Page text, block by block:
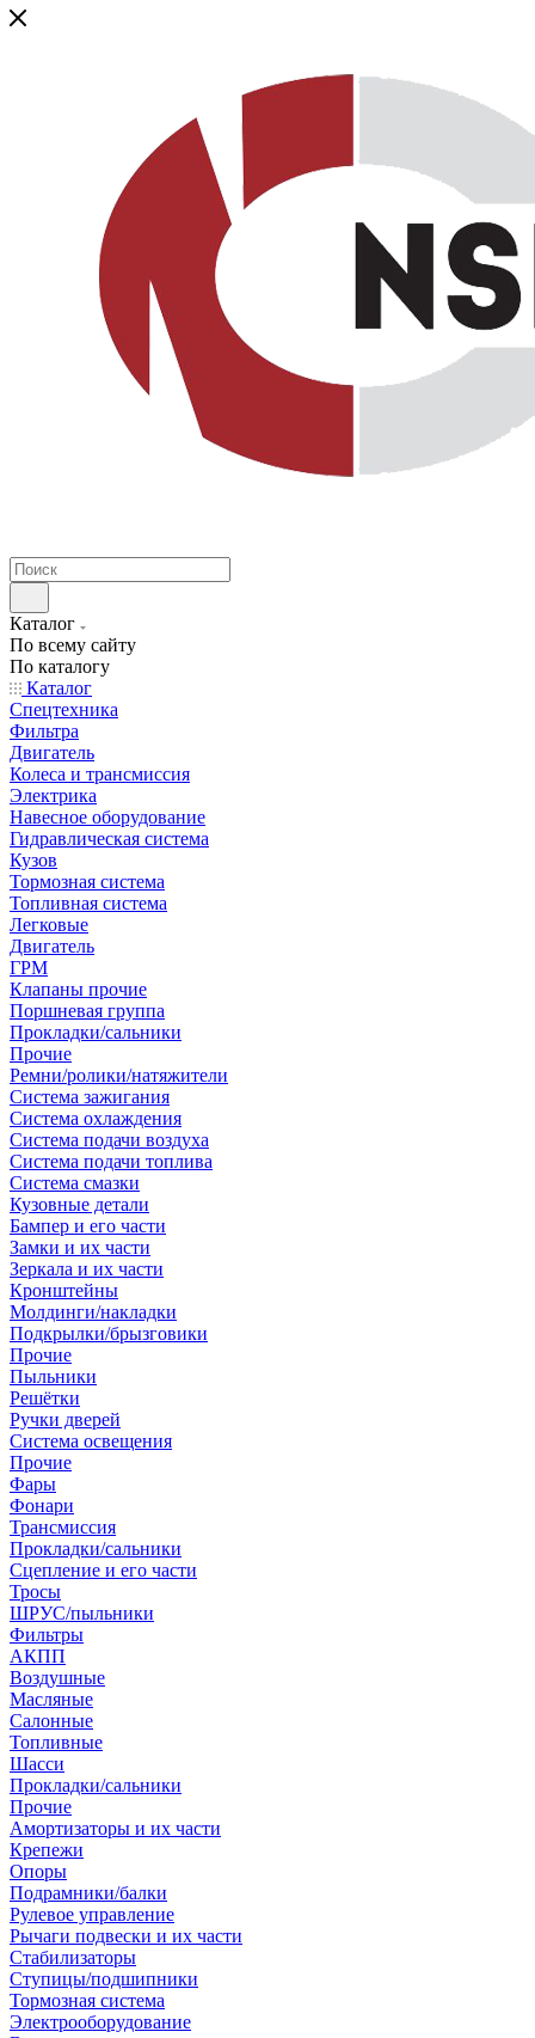
Каталог
По всему сайту
По каталогу
Каталог
Спецтехника
Фильтра
Двигатель
Колеса и трансмиссия
Электрика
Навесное оборудование
Гидравлическая система
Кузов
Тормозная система
Топливная система
Легковые
Двигатель
ГРМ
Клапаны прочие
Поршневая группа
Прокладки/сальники
Прочие
Ремни/ролики/натяжители
Система зажигания
Система охлаждения
Система подачи воздуха
Система подачи топлива
Система смазки
Кузовные детали
Бампер и его части
Замки и их части
Зеркала и их части
Кронштейны
Молдинги/накладки
Подкрылки/брызговики
Прочие
Пыльники
Решётки
Ручки дверей
Система освещения
Прочие
Фары
Фонари
Трансмиссия
Прокладки/сальники
Сцепление и его части
Тросы
ШРУС/пыльники
Фильтры
АКПП
Воздушные
Масляные
Салонные
Топливные
Шасси
Прокладки/сальники
Прочие
Амортизаторы и их части
Крепежи
Опоры
Подрамники/балки
Рулевое управление
Рычаги подвески и их части
Стабилизаторы
Ступицы/подшипники
Тормозная система
Электрооборудование